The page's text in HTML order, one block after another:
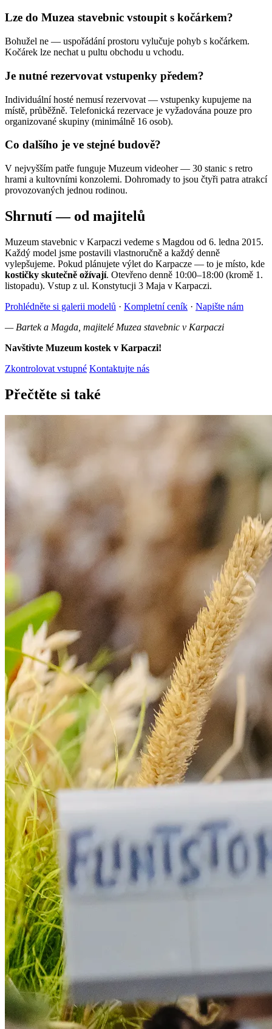
Lze do Muzea stavebnic vstoupit s kočárkem?
Bohužel ne — uspořádání prostoru vylučuje pohyb s kočárkem.
Kočárek lze nechat u pultu obchodu u vchodu.
Je nutné rezervovat vstupenky předem?
Individuální hosté nemusí rezervovat — vstupenky kupujeme na
místě, průběžně. Telefonická rezervace je vyžadována pouze pro
organizované skupiny (minimálně 16 osob).
Co dalšího je ve stejné budově?
V nejvyšším patře funguje Muzeum videoher — 30 stanic s retro
hrami a kultovními konzolemi. Dohromady to jsou čtyři patra atrakcí
provozovaných jednou rodinou.
Shrnutí — od majitelů
Muzeum stavebnic v Karpaczi vedeme s Magdou od 6. ledna 2015.
Každý model jsme postavili vlastnoručně a každý denně
vylepšujeme. Pokud plánujete výlet do Karpacze — to je místo, kde
kostičky skutečně ožívají. Otevřeno denně 10:00–18:00 (kromě 1.
listopadu). Vstup z ul. Konstytucji 3 Maja v Karpaczi.
Prohlédněte si galerii modelů · Kompletní ceník · Napište nám
— Bartek a Magda, majitelé Muzea stavebnic v Karpaczi
Navštivte Muzeum kostek v Karpaczi!
Zkontrolovat vstupné Kontaktujte nás
Přečtěte si také